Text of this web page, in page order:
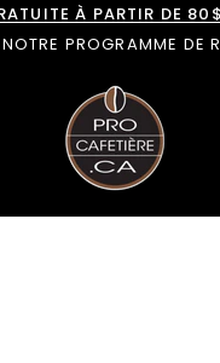
À PARTIR DE
PROGRAMME DE